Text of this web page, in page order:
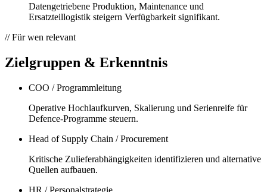
Datengetriebene Produktion, Maintenance und
Ersatzteillogistik steigern Verfügbarkeit signifikant.
// Für wen relevant
Zielgruppen & Erkenntnis
COO / Programmleitung
Operative Hochlaufkurven, Skalierung und Serienreife für
Defence-Programme steuern.
Head of Supply Chain / Procurement
Kritische Zulieferabhängigkeiten identifizieren und alternative
Quellen aufbauen.
HR / Personalstrategie